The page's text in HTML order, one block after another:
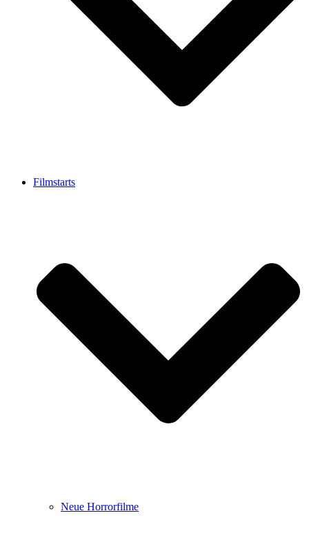
Filmstarts
Neue Horrorfilme